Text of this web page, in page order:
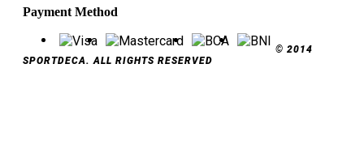
Payment Method
© 2014
SPORTDECA. ALL RIGHTS RESERVED